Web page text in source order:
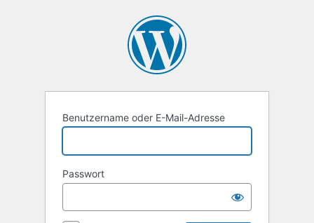
Benutzername oder E-Mail-Adresse
Passwort